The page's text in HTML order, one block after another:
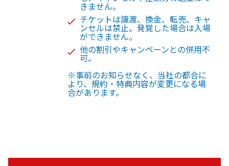
きません。
チケットは譲渡、換⾦、転売、キャ
ンセルは禁⽌。発覚した場合は⼊場
ができません。
他の割引やキャンペーンとの併⽤不
可。
※事前のお知らせなく、当社の都合に
より、規約・特典内容が変更になる場
合があります。